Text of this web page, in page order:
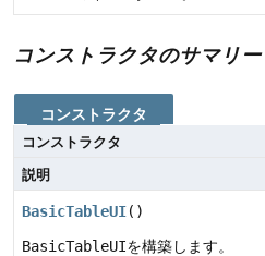
コンストラクタのサマリー
コンストラクタ
コンストラクタ
説明
BasicTableUI()
BasicTableUIを構築します。